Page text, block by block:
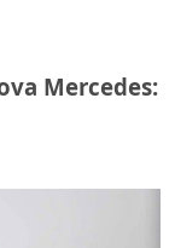
Mercedes: